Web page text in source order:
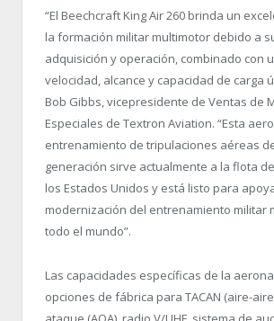
“El Beechcraft King Air 260 brinda un
la formación militar multimotor debido a
adquisición y operación, combinado con
velocidad, alcance y capacidad de carga
Bob Gibbs, vicepresidente de Ventas de
Especiales de Textron Aviation. “Esta
entrenamiento de tripulaciones aéreas
generación sirve actualmente a la flota
los Estados Unidos y está listo para
modernización del entrenamiento militar
todo el mundo”.
Las capacidades específicas de la
opciones de fábrica para TACAN (aire-